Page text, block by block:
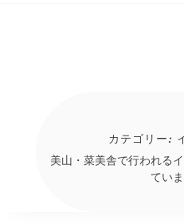
カテゴリー:
美山・菜美舎で行われる
ていま